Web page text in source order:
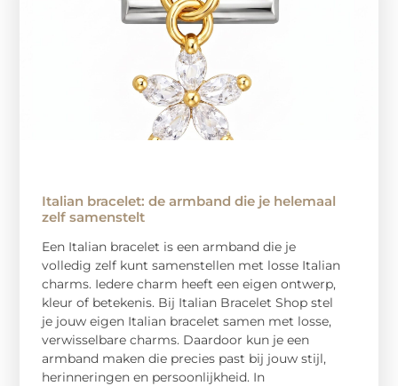
Italian bracelet: de armband die je helemaal
zelf samenstelt
Een Italian bracelet is een armband die je
volledig zelf kunt samenstellen met losse Italian
charms. Iedere charm heeft een eigen ontwerp,
kleur of betekenis. Bij Italian Bracelet Shop stel
je jouw eigen Italian bracelet samen met losse,
verwisselbare charms. Daardoor kun je een
armband maken die precies past bij jouw stijl,
herinneringen en persoonlijkheid. In